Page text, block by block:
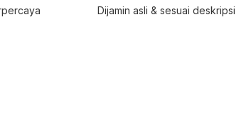
Dijamin asli & sesuai deskripsi